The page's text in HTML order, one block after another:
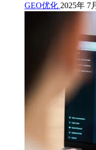
GEO优化 2025年 7